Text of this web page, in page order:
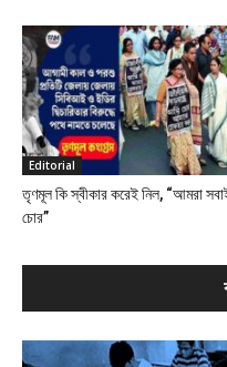
Editorial
তৃণমূল কি স্বীকার করেই নিল, “আমরা
চোর”